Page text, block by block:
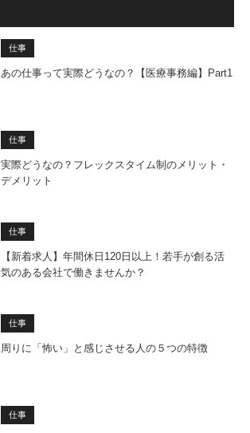
仕事
あの仕事って実際どうなの？【医療事務編】Part1
仕事
実際どうなの？フレックスタイム制のメリット・
デメリット
仕事
【新着求人】年間休日120日以上！若手が創る活
気のある会社で働きませんか？
仕事
周りに「怖い」と感じさせる人の５つの特徴
仕事